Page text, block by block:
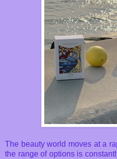
The beauty world moves at a
the range of options is